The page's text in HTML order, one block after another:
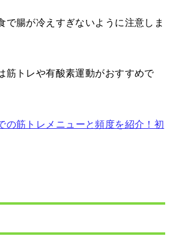
で腸が冷えすぎないように注意しま
筋トレや有酸素運動がおすすめで
の筋トレメニューと頻度を紹介！初